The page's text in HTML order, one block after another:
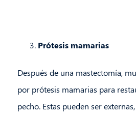
Prótesis mamarias
Después de una mastectomía,
por prótesis mamarias para
pecho. Estas pueden ser